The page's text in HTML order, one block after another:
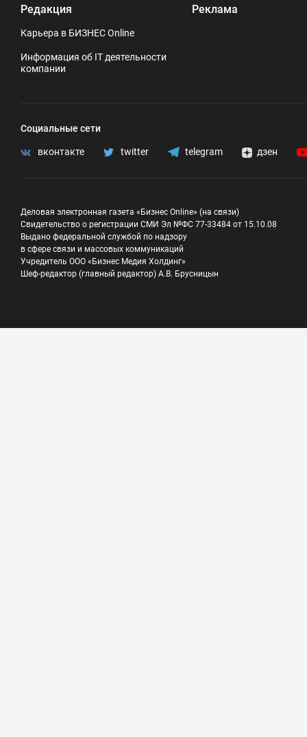
Редакция
Карьера в БИЗНЕС Online
Информация об IT деятельности
компании
Реклама
Социальные сети
вконтакте twitter telegram дзен
Деловая электронная газета «Бизнес Online» (на связи)
Свидетельство о регистрации СМИ Эл №ФС 77-33484 от 15.10.08
Выдано федеральной службой по надзору
в сфере связи и массовых коммуникаций
Учредитель ООО «Бизнес Медия Холдинг»
Шеф-редактор (главный редактор) А.В. Брусницын